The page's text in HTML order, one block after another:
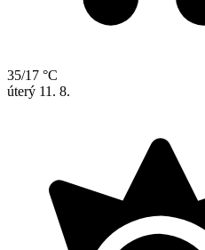
35/17 °C
úterý 11. 8.